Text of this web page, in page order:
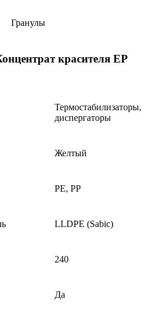
Гранулы
красителя EP
Термостабилизаторы,
диспергаторы
Желтый
PE, PP
LLDPE (Sabic)
240
Да